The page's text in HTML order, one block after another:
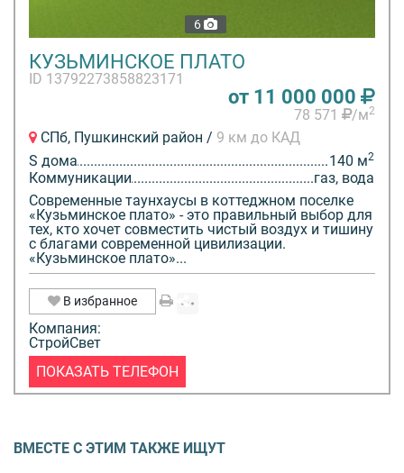
6
КУЗЬМИНСКОЕ ПЛАТО
ID 13792273858823171
от 11 000 000
78 571 /м2
СПб, Пушкинский район / 9 км до КАД
S дома
140 м2
Коммуникации
газ, вода
Современные таунхаусы в коттеджном поселке
«Кузьминское плато» - это правильный выбор для
тех, кто хочет совместить чистый воздух и тишину
с благами современной цивилизации.
«Кузьминское плато»...
В избранное
Компания:
СтройСвет
ПОКАЗАТЬ ТЕЛЕФОН
ВМЕСТЕ С ЭТИМ ТАКЖЕ ИЩУТ